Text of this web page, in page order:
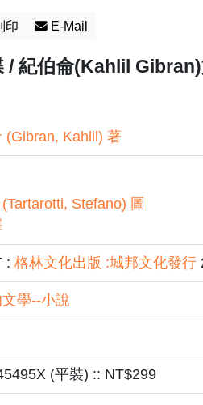
印 E-Mail
/ 紀伯侖(Kahlil
(Gibran, Kahlil) 著
Stefano) 圖
: 格林文化出版 :城邦文化發行
文學--小說
(平裝) :: NT$299